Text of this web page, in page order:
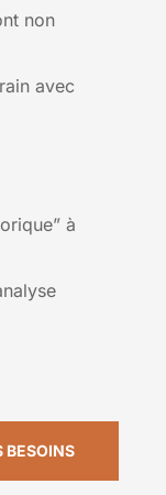
non
avec
à
BESOINS